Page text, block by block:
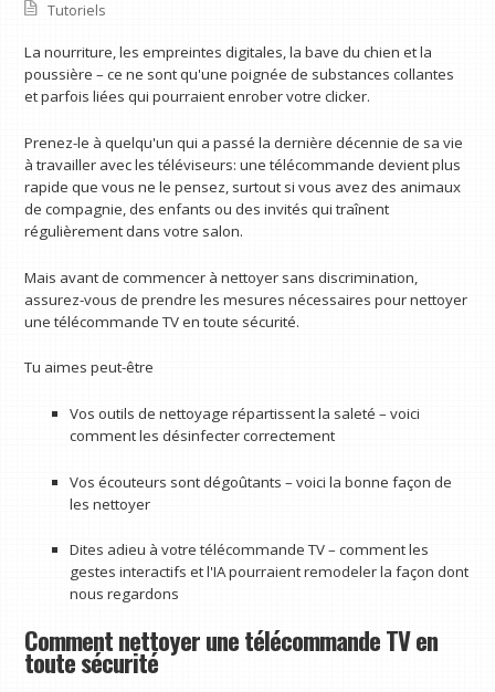
Tutoriels
La nourriture, les empreintes digitales, la bave du chien et la
poussière – ce ne sont qu'une poignée de substances collantes
et parfois liées qui pourraient enrober votre clicker.
Prenez-le à quelqu'un qui a passé la dernière décennie de sa vie
à travailler avec les téléviseurs: une télécommande devient plus
rapide que vous ne le pensez, surtout si vous avez des animaux
de compagnie, des enfants ou des invités qui traînent
régulièrement dans votre salon.
Mais avant de commencer à nettoyer sans discrimination,
assurez-vous de prendre les mesures nécessaires pour nettoyer
une télécommande TV en toute sécurité.
Tu aimes peut-être
Vos outils de nettoyage répartissent la saleté – voici
comment les désinfecter correctement
Vos écouteurs sont dégoûtants – voici la bonne façon de
les nettoyer
Dites adieu à votre télécommande TV – comment les
gestes interactifs et l'IA pourraient remodeler la façon dont
nous regardons
Comment nettoyer une télécommande TV en
toute sécurité